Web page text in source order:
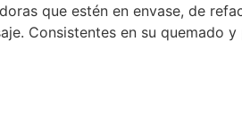
que estén en envase, de
Consistentes en su quemado